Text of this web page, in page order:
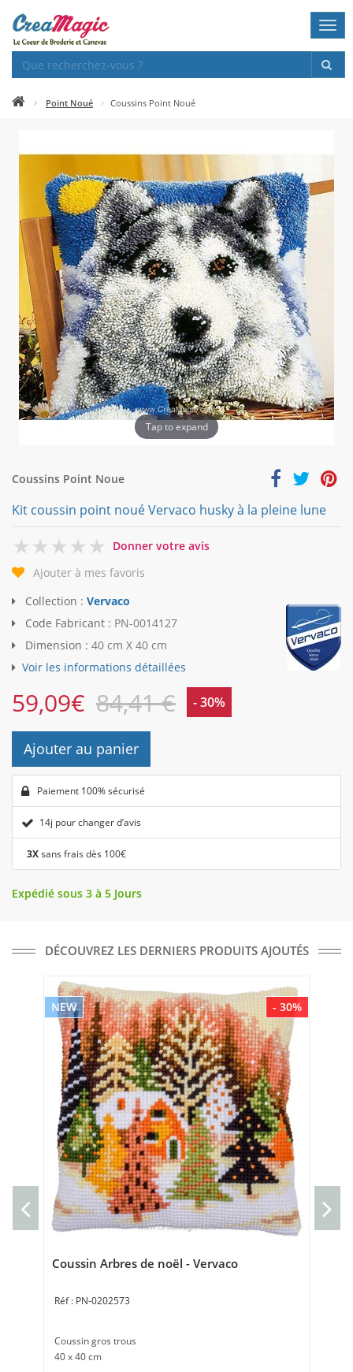
Point Noué Coussins Point Noué
Tap to expand
Coussins Point Noue
Kit coussin point noué Vervaco husky à la pleine lune
0
Donner votre avis
Ajouter à mes favoris
Collection : Vervaco
Code Fabricant : PN-0014127
Dimension : 40 cm X 40 cm
Voir les informations détaillées
59,09€ 84,41 € - 30%
Ajouter au panier
Paiement 100% sécurisé
14j pour changer d’avis
3Xsans frais dès 100€
Expédié sous 3 à 5 Jours
DÉCOUVREZ LES DERNIERS PRODUITS AJOUTÉS
- 30%
NEW
Coussin Arbres de noël - Vervaco
PN-0202573
Coussin gros trous
40 x 40 cm